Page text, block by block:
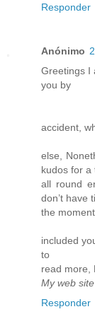
Responder
Anónimo
Greetings I
you by
accident,
else,
kudos for a
all round
don’t have
the
included
to
read more,
My web site
Responder